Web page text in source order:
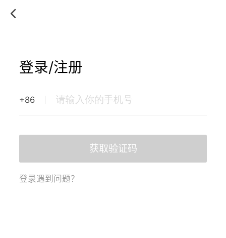
登录/注册
+86
获取验证码
登录遇到问题？